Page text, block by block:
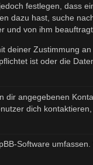
festlegen, dass
dazu hast, suche
von ihm
deiner Zustimmung
ist oder die
angegebenen
dich
Software